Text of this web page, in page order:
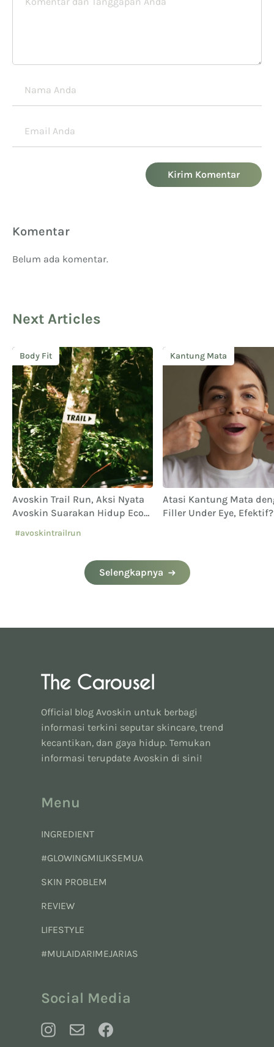
Kirim Komentar
Komentar
Belum ada komentar.
Next Articles
Body Fit
Avoskin Trail Run, Aksi Nyata
Avoskin Suarakan Hidup Eco
#avoskintrailrun
Kantung Mata
Atasi Kantung Mata
Filler Under Eye, Efektif?
Selengkapnya
Official blog Avoskin untuk berbagi
informasi terkini seputar skincare, trend
kecantikan, dan gaya hidup. Temukan
informasi terupdate Avoskin di sini!
Menu
INGREDIENT
#GLOWINGMILIKSEMUA
SKIN PROBLEM
REVIEW
LIFESTYLE
#MULAIDARIMEJARIAS
Social Media